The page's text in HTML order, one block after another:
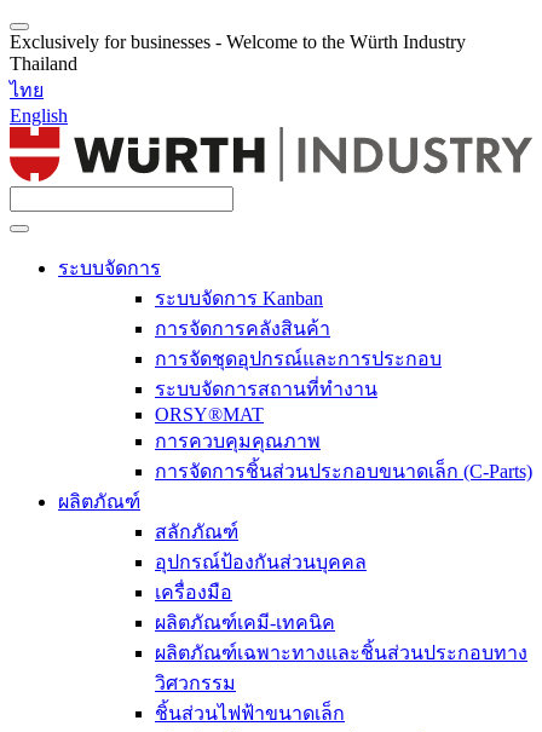
Exclusively for businesses - Welcome to the Würth Industry
Thailand
ไทย
English
ระบบจัดการ
ระบบจัดการ Kanban
การจัดการคลังสินค้า
การจัดชุดอุปกรณ์และการประกอบ
ระบบจัดการสถานที่ทำงาน
ORSY®MAT
การควบคุมคุณภาพ
การจัดการชิ้นส่วนประกอบขนาดเล็ก (C-Parts)
ผลิตภัณฑ์
สลักภัณฑ์
อุปกรณ์ป้องกันส่วนบุคคล
เครื่องมือ
ผลิตภัณฑ์เคมี-เทคนิค
ผลิตภัณฑ์เฉพาะทางและชิ้นส่วนประกอบทาง
วิศวกรรม
ชิ้นส่วนไฟฟ้าขนาดเล็ก